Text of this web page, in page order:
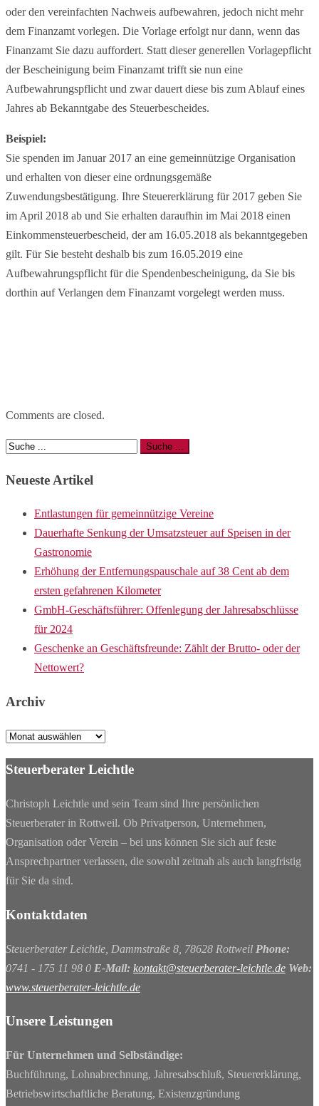
oder den vereinfachten Nachweis aufbewahren, jedoch nicht mehr
dem Finanzamt vorlegen. Die Vorlage erfolgt nur dann, wenn das
Finanzamt Sie dazu auffordert. Statt dieser generellen Vorlagepflicht
der Bescheinigung beim Finanzamt trifft sie nun eine
Aufbewahrungspflicht und zwar dauert diese bis zum Ablauf eines
Jahres ab Bekanntgabe des Steuerbescheides.
Beispiel:
Sie spenden im Januar 2017 an eine gemeinnützige Organisation
und erhalten von dieser eine ordnungsgemäße
Zuwendungsbestätigung. Ihre Steuererklärung für 2017 geben Sie
im April 2018 ab und Sie erhalten daraufhin im Mai 2018 einen
Einkommensteuerbescheid, der am 16.05.2018 als bekanntgegeben
gilt. Für Sie besteht deshalb bis zum 16.05.2019 eine
Aufbewahrungspflicht für die Spendenbescheinigung, da Sie bis
dorthin auf Verlangen dem Finanzamt vorgelegt werden muss.
Comments are closed.
Neueste Artikel
Entlastungen für gemeinnützige Vereine
Dauerhafte Senkung der Umsatzsteuer auf Speisen in der
Gastronomie
Erhöhung der Entfernungspauschale auf 38 Cent ab dem
ersten gefahrenen Kilometer
GmbH-Geschäftsführer: Offenlegung der Jahresabschlüsse
für 2024
Geschenke an Geschäftsfreunde: Zählt der Brutto- oder der
Nettowert?
Archiv
Archiv
Steuerberater Leichtle
Christoph Leichtle und sein Team sind Ihre persönlichen
Steuerberater in Rottweil. Ob Privatperson, Unternehmen,
Organisation oder Verein – bei uns können Sie sich auf feste
Ansprechpartner verlassen, die sowohl zeitnah als auch langfristig
für Sie da sind.
Kontaktdaten
Steuerberater Leichtle, Dammstraße 8, 78628 Rottweil Phone:
0741 - 175 11 98 0 E-Mail: kontakt@steuerberater-leichtle.de Web:
www.steuerberater-leichtle.de
Unsere Leistungen
Für Unternehmen und Selbständige:
Buchführung, Lohnabrechnung, Jahresabschluß, Steuererklärung,
Betriebswirtschaftliche Beratung, Existenzgründung